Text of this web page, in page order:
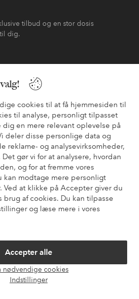
cookies til at få hjemmesiden til
til analyse, personligt tilpasset
en mere relevant oplevelse på
deler disse personlige data og
reklame- og analysevirksomheder,
gør vi for at analysere, hvordan
og for at fremme vores
kan modtage mere personligt
Ved at klikke på Accepter giver du
brug af cookies. Du kan tilpasse
og læse mere i vores
Accepter alle
nødvendige cookies
Indstillinger
tilbud og en stor dosis
dig.
registrering
oftest stillede spørgsmål i vores FAQ.
om, hvordan du kontakter os.
Bestilling Betalingsmåde